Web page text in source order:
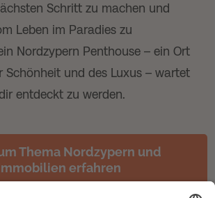
Schritt zu machen und
Leben im Paradies zu
Nordzypern Penthouse – ein Ort
Schönheit und des Luxus – wartet
entdeckt zu werden.
Thema Nordzypern und
erfahren